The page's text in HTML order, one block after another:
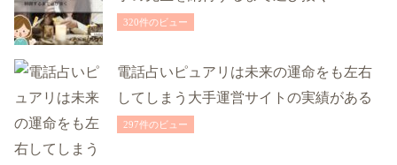
320件のビュー
電話占いピュアリは未来の運命をも左右
してしまう大手運営サイトの実績がある
297件のビュー